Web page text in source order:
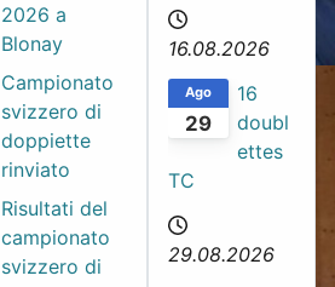
2026 a
Blonay
Campionato
svizzero di
doppiette
rinviato
Risultati del
campionato
svizzero di
16.08.2026
29
Ago
16
doubl
ettes
TC
29.08.2026